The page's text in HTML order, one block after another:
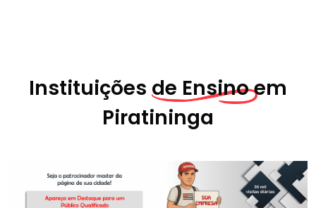
Instituições de Ensino em
Piratininga